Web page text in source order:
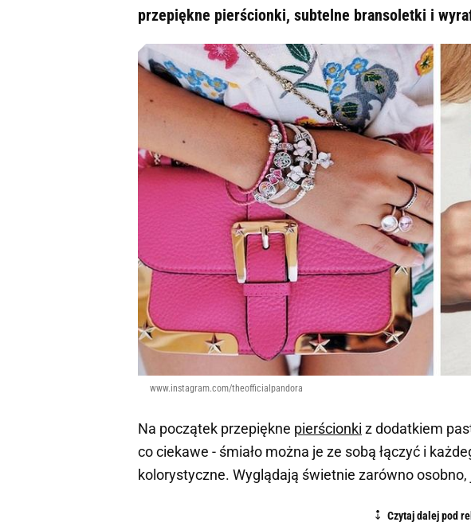
przepiękne pierścionki, subtelne bransoletki i
www.instagram.com/theofficialpandora
Na początek przepiękne pierścionki z dodatkiem
co ciekawe - śmiało można je ze sobą łączyć i
kolorystyczne. Wyglądają świetnie zarówno